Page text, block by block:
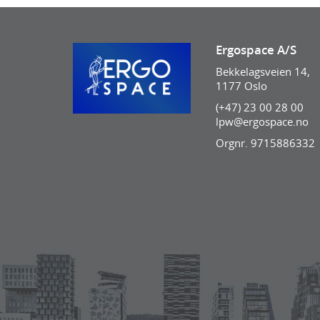
Ergospace A/S
Bekkelagsveien 14,
1177 Oslo
(+47) 23 00 28 00
lpw@ergospace.no
Orgnr. 9715886332